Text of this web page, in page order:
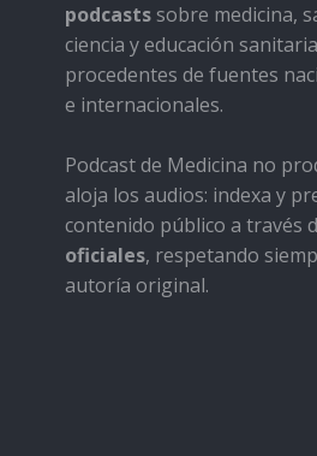
podcastssobre medicina,
ciencia y educación
procedentes de fuentes
e internacionales.
Podcast de Medicina no
aloja los audios: indexa y
contenido público a través
oficiales, respetando
autoría original.